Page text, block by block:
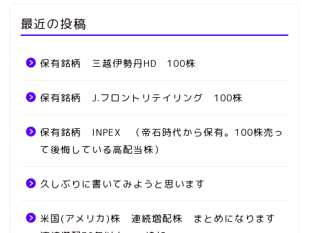
最近の投稿
保有銘柄 三越伊勢丹HD 100株
保有銘柄 J.フロントリテイリング 100株
保有銘柄 INPEX （帝石時代から保有。100株売っ
て後悔している高配当株）
久しぶりに書いてみようと思います
米国(アメリカ)株 連続増配株 まとめになります